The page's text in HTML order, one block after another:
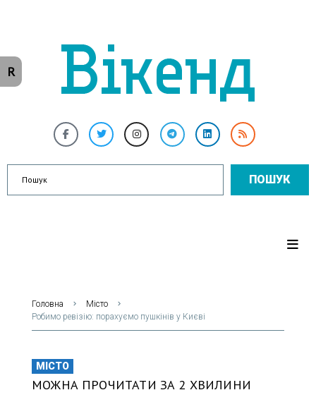
ПОШУК
Головна
Місто
Робимо ревізію: порахуємо пушкінів у Києві
МІСТО
МОЖНА ПРОЧИТАТИ ЗА 2 ХВИЛИНИ
R